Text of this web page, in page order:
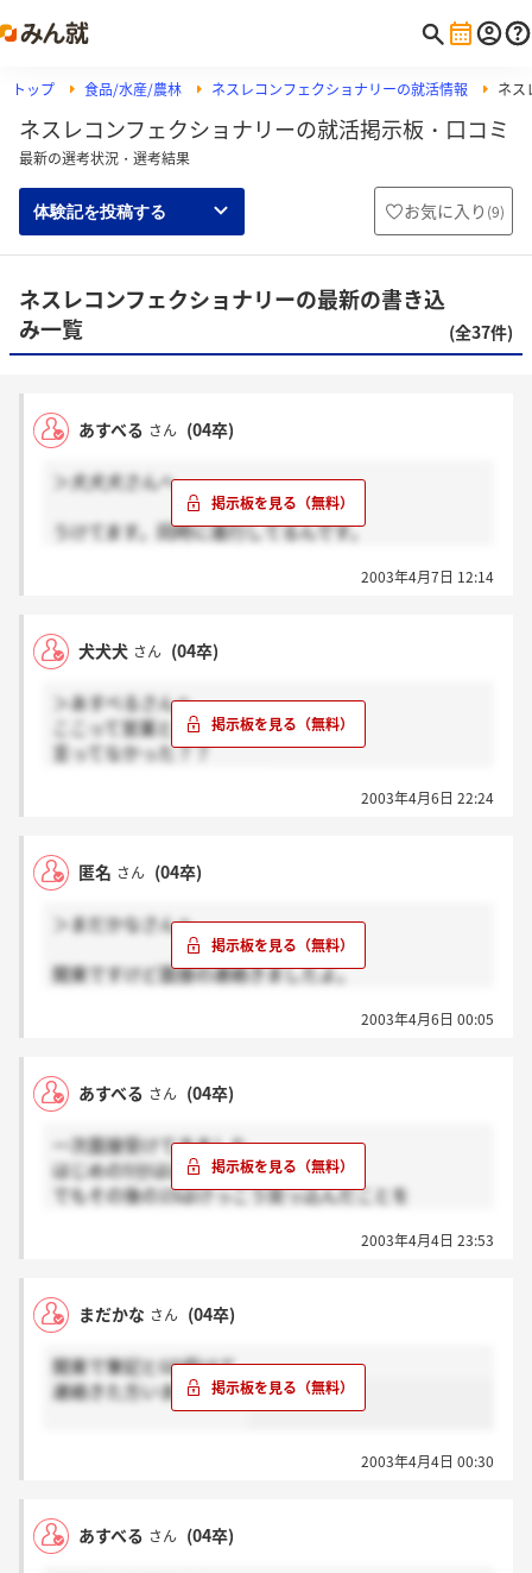
トップ 食品/水産/農林 ネスレコンフェクショナリーの就活情報 ネス
ネスレコンフェクショナリーの就活掲示板・口コミ
最新の選考状況・選考結果
体験記を投稿する お気に入り (9)
ネスレコンフェクショナリーの最新の書き込
み一覧
(全37件)
あすべる さん (04卒)
＞犬犬犬さんへ
うけてます。同時に進行してるんです。
で、本体でもグループでも、とにかく働ければいいで
ただ、やっぱり本体の方が待遇もよく、仕事の可能性
もある、とおっしゃっていました・・・
2003年4月7日 12:14
犬犬犬 さん (04卒)
＞あすべるさんへ
ここって営業とるって
言ってなかった？？
2003年4月6日 22:24
匿名 さん (04卒)
＞まだかなさんへ
関東ですけど面接の連絡きましたよ。
2003年4月6日 00:05
あすべる さん (04卒)
一次面接受けてきました。
はじめの5分はほんと雑談。
でもその後の15はけっこう突っ込んだことを
なんかすごく魅力的で、こんなオジサンにありたいよ
なぁ～
面接を受けながらも社員の方の魅力に引き込まれまし
た。
しかも最後に「君には営業よりも企画のほうが向いて
一番ふさわしいと思うよ」なんて言葉まで頂きまし
2003年4月4日 23:53
まだかな さん (04卒)
関東で筆記とGD受けて
連絡きた方いますか？？
2003年4月4日 00:30
あすべる さん (04卒)